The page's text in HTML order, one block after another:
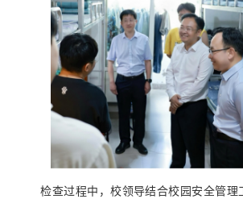
检查过程中，校领导结合校园安全管理